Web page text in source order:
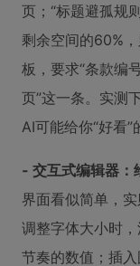
页；“标题避孤规
剩余空间的60%
板，要求“条款编
页”这一条。实测
AI可能给你“好看
- 交互式编辑器：
界面看似简单，
调整字体大小时
节奏的数值；插入